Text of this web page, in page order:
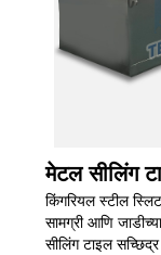
मेटल सीलिंग
किंगरियल स्टील
सामग्री आणि
सीलिंग टाइल